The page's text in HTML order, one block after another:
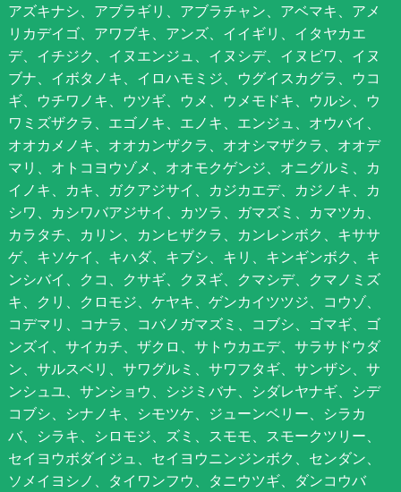
アズキナシ、アブラギリ、アブラチャン、アベマキ、アメ
リカデイゴ、アワブキ、アンズ、イイギリ、イタヤカエ
デ、イチジク、イヌエンジュ、イヌシデ、イヌビワ、イヌ
ブナ、イボタノキ、イロハモミジ、ウグイスカグラ、ウコ
ギ、ウチワノキ、ウツギ、ウメ、ウメモドキ、ウルシ、ウ
ワミズザクラ、エゴノキ、エノキ、エンジュ、オウバイ、
オオカメノキ、オオカンザクラ、オオシマザクラ、オオデ
マリ、オトコヨウゾメ、オオモクゲンジ、オニグルミ、カ
イノキ、カキ、ガクアジサイ、カジカエデ、カジノキ、カ
シワ、カシワバアジサイ、カツラ、ガマズミ、カマツカ、
カラタチ、カリン、カンヒザクラ、カンレンボク、キササ
ゲ、キソケイ、キハダ、キブシ、キリ、キンギンボク、キ
ンシバイ、クコ、クサギ、クヌギ、クマシデ、クマノミズ
キ、クリ、クロモジ、ケヤキ、ゲンカイツツジ、コウゾ、
コデマリ、コナラ、コバノガマズミ、コブシ、ゴマギ、ゴ
ンズイ、サイカチ、ザクロ、サトウカエデ、サラサドウダ
ン、サルスベリ、サワグルミ、サワフタギ、サンザシ、サ
ンシュユ、サンショウ、シジミバナ、シダレヤナギ、シデ
コブシ、シナノキ、シモツケ、ジューンベリー、シラカ
バ、シラキ、シロモジ、ズミ、スモモ、スモークツリー、
セイヨウボダイジュ、セイヨウニンジンボク、センダン、
ソメイヨシノ、タイワンフウ、タニウツギ、ダンコウバ